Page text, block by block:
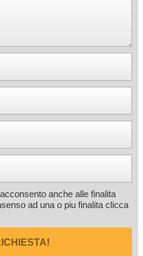
anche alle finalita
ad una o piu finalita clicca